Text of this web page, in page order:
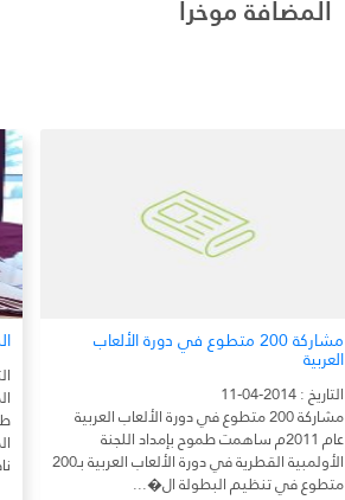
المضافة موخرا
مشاركة 200 متطوع في دورة الألعاب
العربية
التاريخ : 2014-04-11
مشاركة 200 متطوع في دورة الألعاب العربية
عام 2011م ساهمت طموح بإمداد اللجنة
الأولمبية القطرية في دورة الألعاب العربية بـ200
متطوع في تنظيم البطولة ال�...